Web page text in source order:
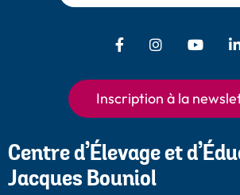
Facebook -
Inscription à la
Centre d’Élevage et
Jacques Bouniol